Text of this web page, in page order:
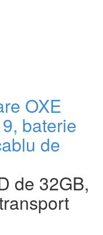
OXE
baterie
de
de 32GB,